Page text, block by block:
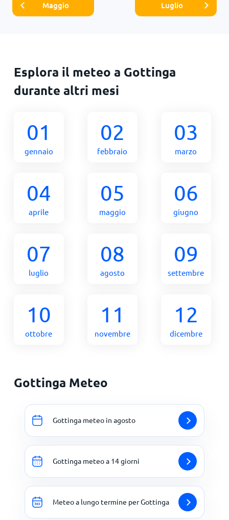
Maggio Luglio
Esplora il meteo a Gottinga
durante altri mesi
01
gennaio
02
febbraio
03
marzo
04
aprile
05
maggio
06
giugno
07
luglio
08
agosto
09
settembre
10
ottobre
11
novembre
12
dicembre
Gottinga Meteo
Gottinga meteo in agosto
Gottinga meteo a 14 giorni
Meteo a lungo termine per Gottinga